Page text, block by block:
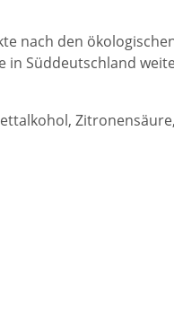
nach den
in Süddeutschland